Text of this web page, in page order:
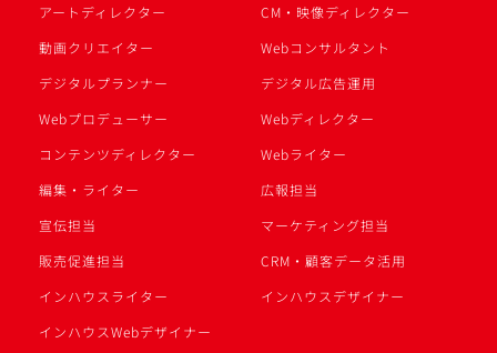
アートディレクター
CM・映像ディレクター
動画クリエイター
Webコンサルタント
デジタルプランナー
デジタル広告運用
Webプロデューサー
Webディレクター
コンテンツディレクター
Webライター
編集・ライター
広報担当
宣伝担当
マーケティング担当
販売促進担当
CRM・顧客データ活用
インハウスライター
インハウスデザイナー
インハウスWebデザイナー